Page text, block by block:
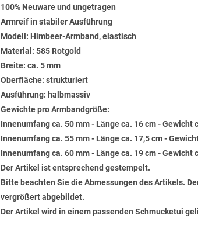
100% Neuware und ungetragen
Armreif in stabiler Ausführung
Modell: Himbeer-Armband, elastisch
Material: 585 Rotgold
Breite: ca. 5 mm
Oberfläche: strukturiert
Ausführung: halbmassiv
Gewichte pro Armbandgröße:
Innenumfang ca. 50 mm - Länge ca. 16 cm - Gewicht
Innenumfang ca. 55 mm - Länge ca. 17,5 cm -
Innenumfang ca. 60 mm - Länge ca. 19 cm - Gewicht
Der Artikel ist entsprechend gestempelt.
Bitte beachten Sie die Abmessungen des Artikels.
vergrößert abgebildet.
Der Artikel wird in einem passenden Schmucketui